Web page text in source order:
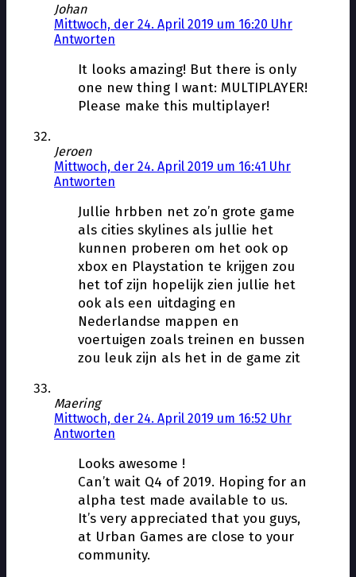
Johan
Mittwoch, der 24. April 2019 um 16:20 Uhr
Antworten
It looks amazing! But there is only
one new thing I want: MULTIPLAYER!
Please make this multiplayer!
Jeroen
Mittwoch, der 24. April 2019 um 16:41 Uhr
Antworten
Jullie hrbben net zo’n grote game
als cities skylines als jullie het
kunnen proberen om het ook op
xbox en Playstation te krijgen zou
het tof zijn hopelijk zien jullie het
ook als een uitdaging en
Nederlandse mappen en
voertuigen zoals treinen en bussen
zou leuk zijn als het in de game zit
Maering
Mittwoch, der 24. April 2019 um 16:52 Uhr
Antworten
Looks awesome !
Can’t wait Q4 of 2019. Hoping for an
alpha test made available to us.
It’s very appreciated that you guys,
at Urban Games are close to your
community.